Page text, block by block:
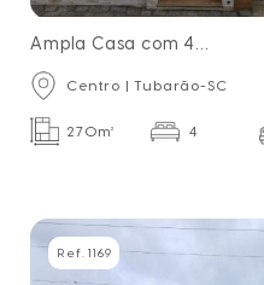
Ampla Casa com 4
dormitórios
Centro | Tubarão-SC
270m² 4
Ref. 1169